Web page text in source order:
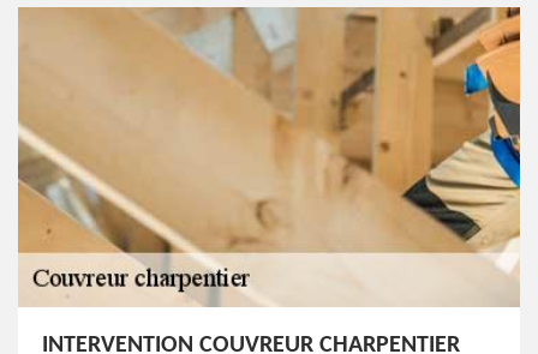
INTERVENTION COUVREUR CHARPENTIER